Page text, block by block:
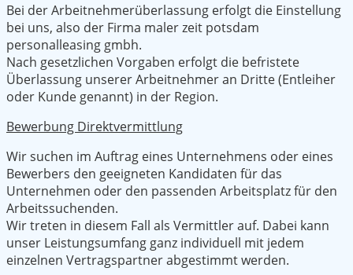
Bei der Arbeitnehmerüberlassung erfolgt die Einstellung
bei uns, also der Firma maler zeit potsdam
personalleasing gmbh.
Nach gesetzlichen Vorgaben erfolgt die befristete
Überlassung unserer Arbeitnehmer an Dritte (Entleiher
oder Kunde genannt) in der Region.
Bewerbung Direktvermittlung
Wir suchen im Auftrag eines Unternehmens oder eines
Bewerbers den geeigneten Kandidaten für das
Unternehmen oder den passenden Arbeitsplatz für den
Arbeitssuchenden.
Wir treten in diesem Fall als Vermittler auf. Dabei kann
unser Leistungsumfang ganz individuell mit jedem
einzelnen Vertragspartner abgestimmt werden.